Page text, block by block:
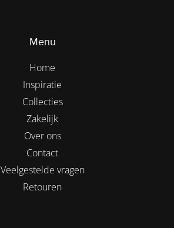
Menu
Home
Inspiratie
Collecties
Zakelijk
Over ons
Contact
Veelgestelde vragen
Retouren